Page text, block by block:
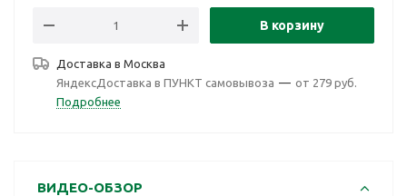
В корзину
Доставка в Москва
ЯндексДоставка в ПУНКТ самовывоза — от 279 руб.
Подробнее
ВИДЕО-ОБЗОР